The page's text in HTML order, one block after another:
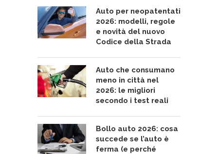
Auto per neopatentati
2026: modelli, regole
e novità del nuovo
Codice della Strada
Auto che consumano
meno in città nel
2026: le migliori
secondo i test reali
Bollo auto 2026: cosa
succede se l’auto è
ferma (e perché